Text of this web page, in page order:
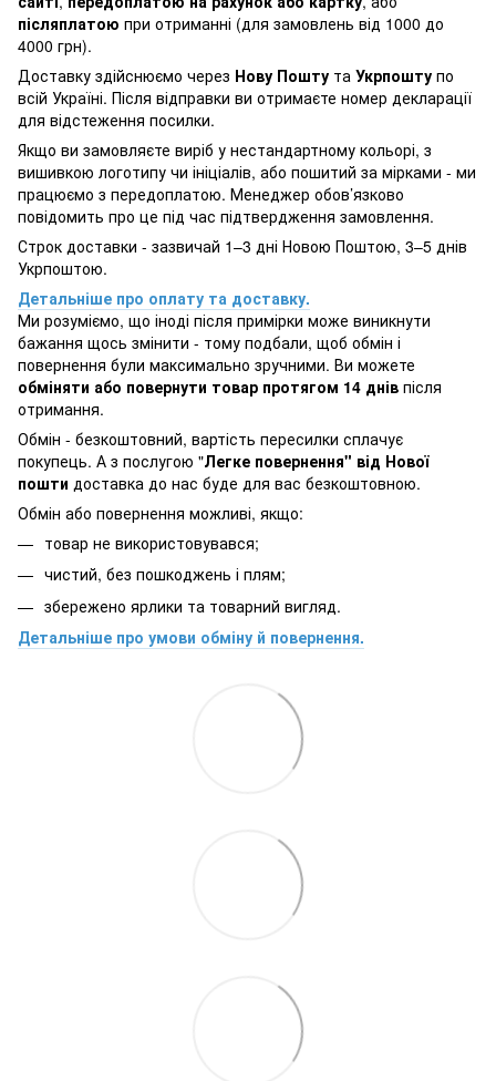
післяплатою при отриманні (для замовлень від 1000 до
4000 грн).
Доставку здійснюємо через Нову Пошту та Укрпошту по
всій Україні. Після відправки ви отримаєте номер декларації
для відстеження посилки.
Якщо ви замовляєте виріб у нестандартному кольорі, з
вишивкою логотипу чи ініціалів, або пошитий за мірками - ми
працюємо з передоплатою. Менеджер обов’язково
повідомить про це під час підтвердження замовлення.
Строк доставки - зазвичай 1–3 дні Новою Поштою, 3–5 днів
Укрпоштою.
Детальніше про оплату та доставку.
Ми розуміємо, що іноді після примірки може виникнути
бажання щось змінити - тому подбали, щоб обмін і
повернення були максимально зручними. Ви можете
обміняти або повернути товар протягом 14 днів після
отримання.
Обмін - безкоштовний, вартість пересилки сплачує
покупець. А з послугою "Легке повернення" від Нової
пошти доставка до нас буде для вас безкоштовною.
Обмін або повернення можливі, якщо:
товар не використовувався;
чистий, без пошкоджень і плям;
збережено ярлики та товарний вигляд.
Детальніше про умови обміну й повернення.